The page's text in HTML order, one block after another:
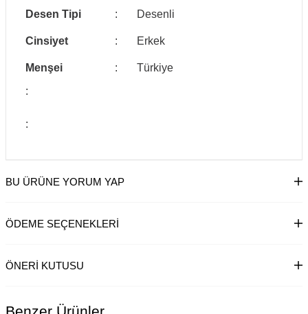
Desen Tipi : Desenli
Cinsiyet : Erkek
Menşei :
Türkiye
:
:
BU ÜRÜNE YORUM YAP
ÖDEME SEÇENEKLERI
ÖNERI KUTUSU